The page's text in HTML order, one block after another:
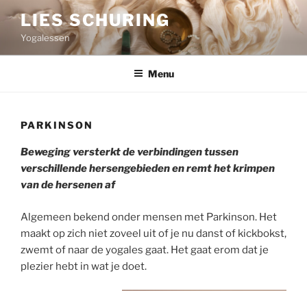
inhoud
LIES SCHURING
Yogalessen
Menu
PARKINSON
Beweging versterkt de verbindingentussen
verschillende hersengebiedenen remt het krimpen
van de hersenen af
Algemeen bekend onder mensen met Parkinson. Het
maakt op zich niet zoveel uit of je nu danst of kickbokst,
zwemt of naar de yogales gaat. Het gaat erom dat je
plezier hebt in wat je doet.